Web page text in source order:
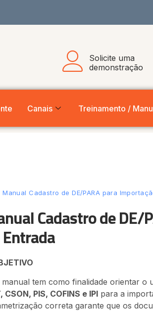
Solicite uma
demonstração
Canais Treinamento /
Manual Cadastro de DE/PARA para
Cadastro de DE/
manual tem como finalidade orientar
CSON, PIS, COFINS e IPIpara a
correta garante que os